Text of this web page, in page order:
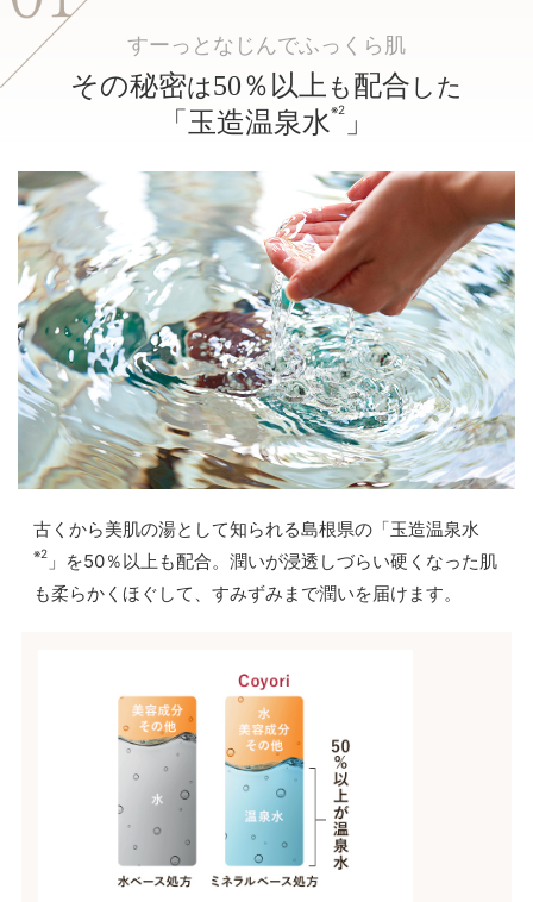
すーっとなじんでふっくら肌
その秘密は50％以上 も 配合 した
「玉造温泉水※2 」
古くから美肌の湯として知られる島根県の「玉造温泉水
※2 」を50％以上も配合。潤いが浸透しづらい硬くなった肌
も柔らかくほぐして、すみずみまで潤いを届けます。